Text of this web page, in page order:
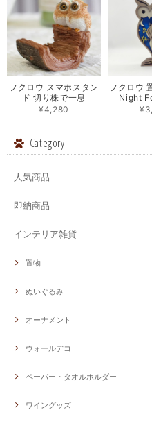
フクロウ スマホスタン
ド 切り株で一息
¥4,280
フクロウ
Night
Category
人気商品
即納商品
インテリア雑貨
置物
ぬいぐるみ
オーナメント
ウォールデコ
ペーパー・タオルホルダー
ワイングッズ